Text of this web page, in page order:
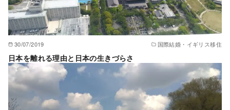
30/07/2019 国際結婚・イギリス移住
日本を離れる理由と日本の生きづらさ